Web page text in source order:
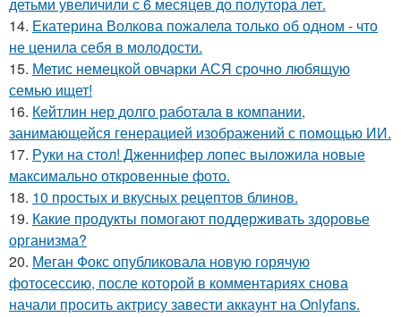
14. Екатерина Волкова пожалела только об одном - что
не ценила себя в молодости.
15. Метис немецкой овчарки АСЯ срочно любящую
семью ищет!
16. Кейтлин нер долго работала в компании,
занимающейся генерацией изображений с помощью ИИ.
17. Руки на стол! Дженнифер лопес выложила новые
максимально откровенные фото.
18. 10 простых и вкусных рецептов блинов.
19. Какие продукты помогают поддерживать здоровье
организма?
20. Меган Фокс опубликовала новую горячую
фотосессию, после которой в комментариях снова
начали просить актрису завести аккаунт на Onlyfans.